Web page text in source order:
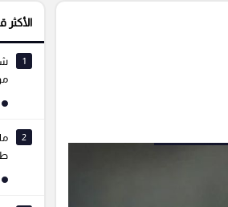
الأكثر
1
2